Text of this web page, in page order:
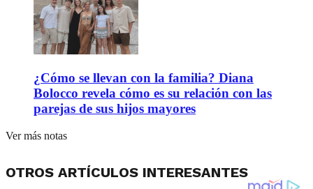
¿Cómo se llevan con la familia? Diana
Bolocco revela cómo es su relación con las
parejas de sus hijos mayores
Ver más notas
OTROS ARTÍCULOS INTERESANTES